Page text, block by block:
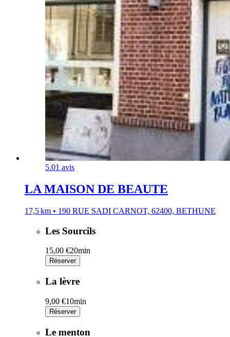
5.01 avis
LA MAISON DE BEAUTE
17,5 km • 190 RUE SADI CARNOT, 62400, BETHUNE
Les Sourcils
15,00 €20min
Réserver
La lèvre
9,00 €10min
Réserver
Le menton